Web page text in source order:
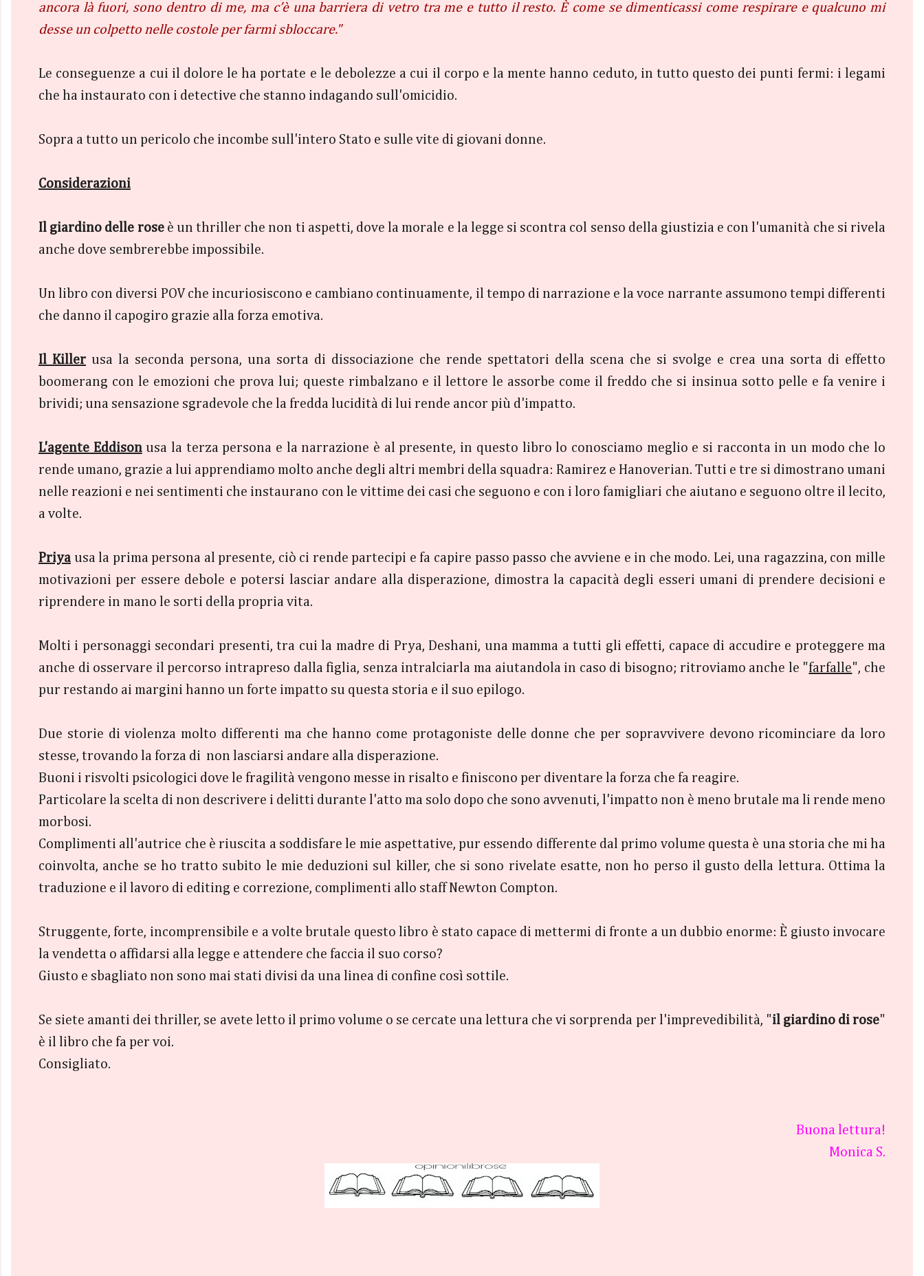
ancora là fuori, sono dentro di me, ma c’è una barriera di vetro tra me e tutto il resto. È come se dimenticassi come respirare e qualcuno mi
desse un colpetto nelle costole per farmi sbloccare."
Le conseguenze a cui il dolore le ha portate e le debolezze a cui il corpo e la mente hanno ceduto, in tutto questo dei punti fermi: i legami
che ha instaurato con i detective che stanno indagando sull'omicidio.
Sopra a tutto un pericolo che incombe sull'intero Stato e sulle vite di giovani donne.
Considerazioni
Il giardino delle rose è un thriller che non ti aspetti, dove la morale e la legge si scontra col senso della giustizia e con l'umanità che si rivela
anche dove sembrerebbe impossibile.
Un libro con diversi POV che incuriosiscono e cambiano continuamente, il tempo di narrazione e la voce narrante assumono tempi differenti
che danno il capogiro grazie alla forza emotiva.
Il Killer usa la seconda persona, una sorta di dissociazione che rende spettatori della scena che si svolge e crea una sorta di effetto
boomerang con le emozioni che prova lui; queste rimbalzano e il lettore le assorbe come il freddo che si insinua sotto pelle e fa venire i
brividi; una sensazione sgradevole che la fredda lucidità di lui rende ancor più d'impatto.
L'agente Eddisonusa la terza persona e la narrazione è al presente, in questo libro lo conosciamo meglio e si racconta in un modo che lo
rende umano, grazie a lui apprendiamo molto anche degli altri membri della squadra: Ramirez e Hanoverian. Tutti e tre si dimostrano umani
nelle reazioni e nei sentimenti che instaurano con le vittime dei casi che seguono e con i loro famigliari che aiutano e seguono oltre il lecito,
a volte.
Priya usa la prima persona al presente, ciò ci rende partecipi e fa capire passo passo che avviene e in che modo. Lei, una ragazzina, con mille
motivazioni per essere debole e potersi lasciar andare alla disperazione, dimostra la capacità degli esseri umani di prendere decisioni e
riprendere in mano le sorti della propria vita.
Molti i personaggi secondari presenti, tra cui la madre di Prya, Deshani, una mamma a tutti gli effetti, capace di accudire e proteggere ma
anche di osservare il percorso intrapreso dalla figlia, senza intralciarla ma aiutandola in caso di bisogno; ritroviamo anche le "farfalle", che
pur restando ai margini hanno un forte impatto su questa storia e il suo epilogo.
Due storie di violenza molto differenti ma che hanno come protagoniste delle donne che per sopravvivere devono ricominciare da loro
stesse, trovando la forza di non lasciarsi andare alla disperazione.
Buoni i risvolti psicologici dove le fragilità vengono messe in risalto e finiscono per diventare la forza che fa reagire.
Particolare la scelta di non descrivere i delitti durante l'atto ma solo dopo che sono avvenuti, l'impatto non è meno brutale ma li rende meno
morbosi.
Complimenti all'autrice che è riuscita a soddisfare le mie aspettative, pur essendo differente dal primo volume questa è una storia che mi ha
coinvolta, anche se ho tratto subito le mie deduzioni sul killer, che si sono rivelate esatte, non ho perso il gusto della lettura. Ottima la
traduzione e il lavoro di editing e correzione, complimenti allo staff Newton Compton.
Struggente, forte, incomprensibile e a volte brutale questo libro è stato capace di mettermi di fronte a un dubbio enorme: È giusto invocare
la vendetta o affidarsi alla legge e attendere che faccia il suo corso?
Giusto e sbagliato non sono mai stati divisi da una linea di confine così sottile.
Se siete amanti dei thriller, se avete letto il primo volume o se cercate una lettura che vi sorprenda per l'imprevedibilità, "il giardino di rose"
è il libro che fa per voi.
Consigliato.
Buona lettura!
Monica S.